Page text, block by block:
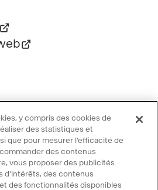
y compris des cookies de
des statistiques et
que pour mesurer l’efficacité de
des contenus
vous proposer des publicités
d'intérêts, des contenus
des fonctionnalités disponibles